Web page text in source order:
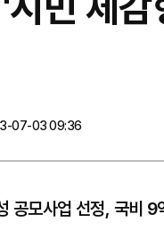
07-03 09:36
공모사업 선정, 국비 9